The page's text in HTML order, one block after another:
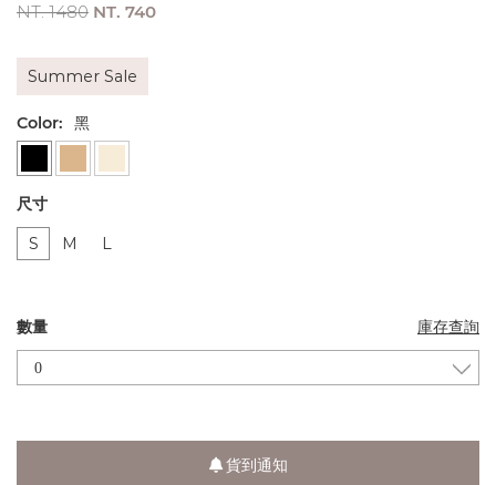
NT. 1480 NT. 740
Summer Sale
Color: 黑
尺寸
S
M L
數量 庫存查詢
貨到通知